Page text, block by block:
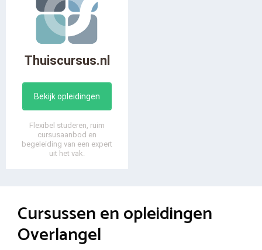
Thuiscursus.nl
Bekijk opleidingen
Flexibel studeren, ruim
cursusaanbod en
begeleiding van een expert
uit het vak.
Cursussen en opleidingen
Overlangel